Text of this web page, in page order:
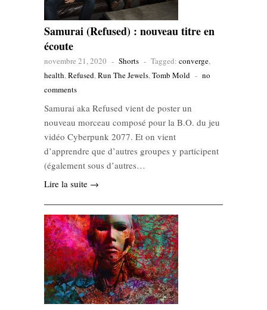
Samurai (Refused) : nouveau titre en
écoute
novembre 21, 2020 - Shorts - Tagged: converge,
health,Refused,Run The Jewels,Tomb Mold - no
comments
Samurai aka Refused vient de poster un
nouveau morceau composé pour la B.O. du jeu
vidéo Cyberpunk 2077. Et on vient
d’apprendre que d’autres groupes y participent
(également sous d’autres…
Lire la suite →